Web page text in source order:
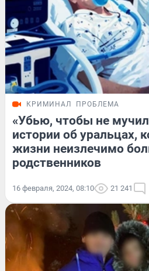
КРИМИНАЛ ПРОБЛЕМА
«Убью, чтобы не
истории об уральцах,
жизни неизлечимо
родственников
16 февраля, 2024, 08:10 21 241